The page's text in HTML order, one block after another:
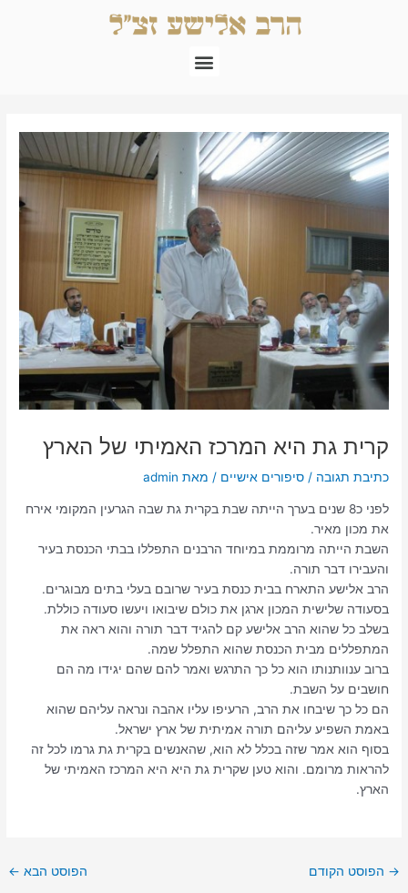
תפריט
קרית גת היא המרכז האמיתי של הארץ
כתיבת תגובה /סיפורים אישיים / מאת admin
לפני כ8 שנים בערך הייתה שבת בקרית גת שבה הגרעין המקומי אירח
את מכון מאיר.
השבת הייתה מרוממת במיוחד הרבנים התפללו בבתי הכנסת בעיר
והעבירו דבר תורה.
הרב אלישע התארח בבית כנסת בעיר שרובם בעלי בתים מבוגרים.
בסעודה שלישית המכון ארגן את כולם שיבואו ויעשו סעודה כוללת.
בשלב כל שהוא הרב אלישע קם להגיד דבר תורה והוא ראה את
המתפללים מבית הכנסת שהוא התפלל שמה.
ברוב ענוותנותו הוא כל כך התרגש ואמר להם שהם יגידו מה הם
חושבים על השבת.
הם כל כך שיבחו את הרב, הרעיפו עליו אהבה ונראה עליהם שהוא
באמת השפיע עליהם תורה אמיתית של ארץ ישראל.
בסוף הוא אמר שזה בכלל לא הוא, שהאנשים בקרית גת גרמו לכל זה
להראות מרומם. והוא טען שקרית גת היא היא המרכז האמיתי של
הארץ.
→ הפוסט הקודם הפוסט הבא ←